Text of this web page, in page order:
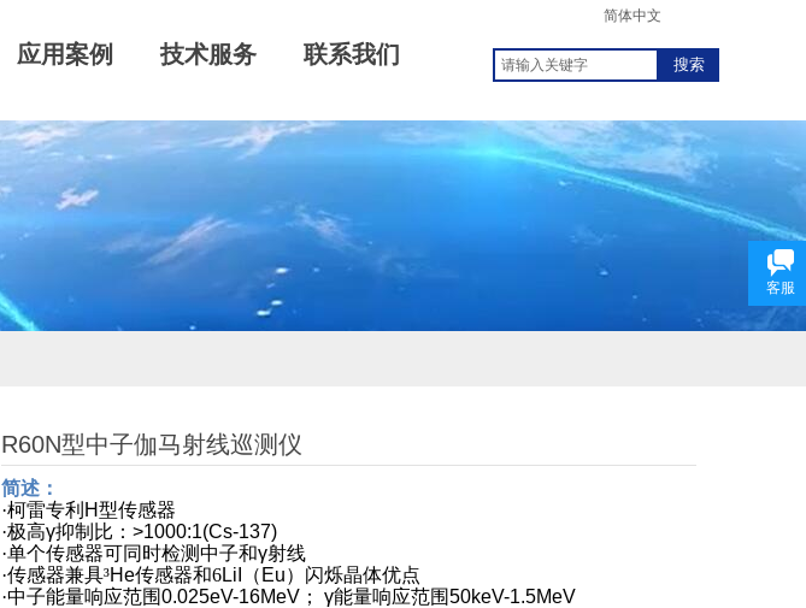
简体中文
应用案例 技术服务 联系我们 搜索
R60N型中子伽马射线巡测仪
简述：
·柯雷专利 H型传感器
·极高γ抑制比： >1000:1(Cs-137)
·单个传感器可同时检测中子和γ射线
·传感器兼具³He传感器和6LiI （ Eu）闪烁晶体优点
·中子能量响应范围0.025eV-16MeV ； γ能量响应范围50keV-1.5MeV
客服